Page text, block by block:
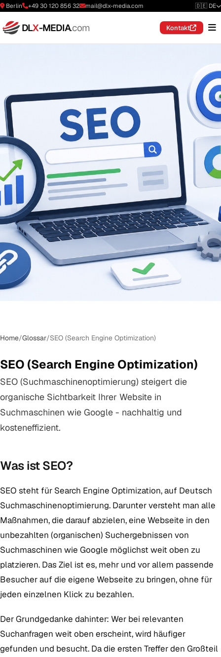
Berlin +49 30 120 856 32 mail@dlx-media.com 🇩🇪 DE
DLX-MEDIA.com Kontakt
Home/Glossar/SEO (Search Engine Optimization)
SEO (Search Engine Optimization)
SEO (Suchmaschinenoptimierung) steigert die
organische Sichtbarkeit Ihrer Website in
Suchmaschinen wie Google - nachhaltig und
kosteneffizient.
Was ist SEO?
SEO steht für Search Engine Optimization, auf Deutsch
Suchmaschinenoptimierung. Darunter versteht man alle
Maßnahmen, die darauf abzielen, eine Webseite in den
unbezahlten (organischen) Suchergebnissen von
Suchmaschinen wie Google möglichst weit oben zu
platzieren. Das Ziel ist es, mehr und vor allem passende
Besucher auf die eigene Webseite zu bringen, ohne für
jeden einzelnen Klick zu bezahlen.
Der Grundgedanke dahinter: Wer bei relevanten
Suchanfragen weit oben erscheint, wird häufiger
gefunden und besucht. Da die ersten Treffer den Großteil